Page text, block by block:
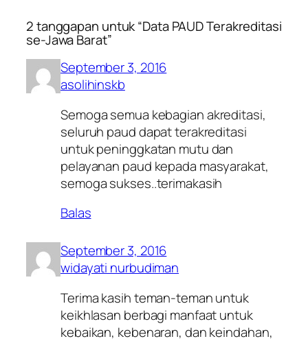
2 tanggapan untuk “Data PAUD Terakreditasi
se-Jawa Barat”
September 3, 2016
asolihinskb
Semoga semua kebagian akreditasi,
seluruh paud dapat terakreditasi
untuk peninggkatan mutu dan
pelayanan paud kepada masyarakat,
semoga sukses..terimakasih
Balas
September 3, 2016
widayati nurbudiman
Terima kasih teman-teman untuk
keikhlasan berbagi manfaat untuk
kebaikan, kebenaran, dan keindahan,